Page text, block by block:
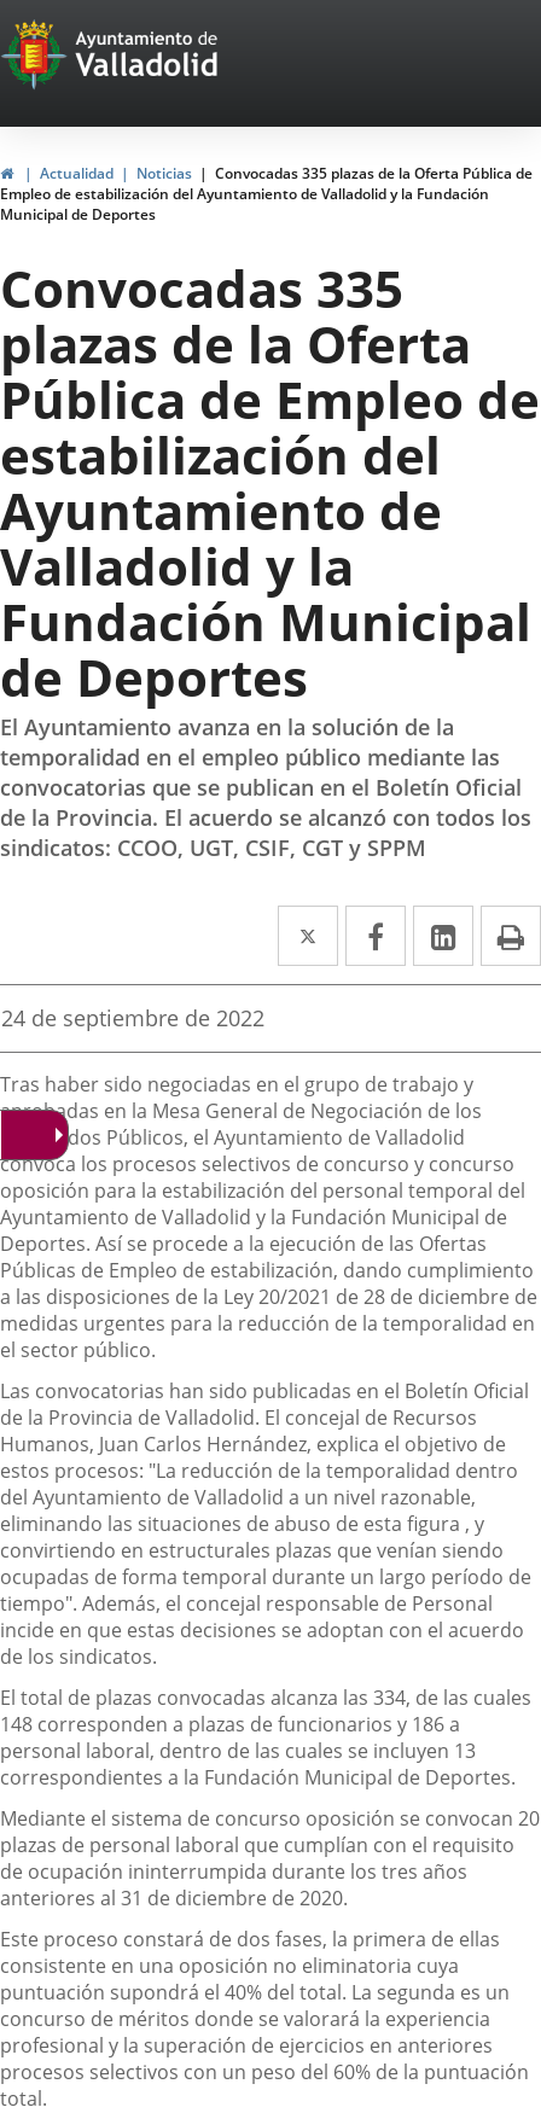
Portal
Web
del
Ayuntamiento
de
Valladolid
HomeActualidad Noticias
Convocadas 335 plazas de la Oferta Pública de
Empleo de estabilización del Ayuntamiento de Valladolid y la Fundación
Municipal de Deportes
Convocadas 335
plazas de la Oferta
Pública de Empleo de
estabilización del
Ayuntamiento de
Valladolid y la
Fundación Municipal
de Deportes
El Ayuntamiento avanza en la solución de la
temporalidad en el empleo público mediante las
convocatorias que se publican en el Boletín Oficial
de la Provincia. El acuerdo se alcanzó con todos los
sindicatos: CCOO, UGT, CSIF, CGT y SPPM
Twitter
Enlace
a
aplicación
externa.
Facebook
Enlace
a
aplicación
externa.
Enlace
a
Fecha
la
noticia
24 de septiembre de 2022
Descripción
Tras haber sido negociadas en el grupo de trabajo y
aprobadas en la Mesa General de Negociación de los
Empleados Públicos, el Ayuntamiento de Valladolid
convoca los procesos selectivos de concurso y concurso
oposición para la estabilización del personal temporal del
Ayuntamiento de Valladolid y la Fundación Municipal de
Deportes. Así se procede a la ejecución de las Ofertas
Públicas de Empleo de estabilización, dando cumplimiento
a las disposiciones de la Ley 20/2021 de 28 de diciembre de
medidas urgentes para la reducción de la temporalidad en
el sector público.
Las convocatorias han sido publicadas en el Boletín Oficial
de la Provincia de Valladolid. El concejal de Recursos
Humanos, Juan Carlos Hernández, explica el objetivo de
estos procesos: "La reducción de la temporalidad dentro
del Ayuntamiento de Valladolid a un nivel razonable,
eliminando las situaciones de abuso de esta figura , y
convirtiendo en estructurales plazas que venían siendo
ocupadas de forma temporal durante un largo período de
tiempo". Además, el concejal responsable de Personal
incide en que estas decisiones se adoptan con el acuerdo
de los sindicatos.
El total de plazas convocadas alcanza las 334, de las cuales
148 corresponden a plazas de funcionarios y 186 a
personal laboral, dentro de las cuales se incluyen 13
correspondientes a la Fundación Municipal de Deportes.
Mediante el sistema de concurso oposición se convocan 20
plazas de personal laboral que cumplían con el requisito
de ocupación ininterrumpida durante los tres años
anteriores al 31 de diciembre de 2020.
Este proceso constará de dos fases, la primera de ellas
consistente en una oposición no eliminatoria cuya
puntuación supondrá el 40% del total. La segunda es un
concurso de méritos donde se valorará la experiencia
profesional y la superación de ejercicios en anteriores
procesos selectivos con un peso del 60% de la puntuación
total.